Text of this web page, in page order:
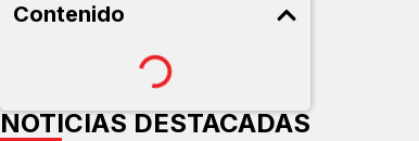
Contenido
NOTICIAS DESTACADAS